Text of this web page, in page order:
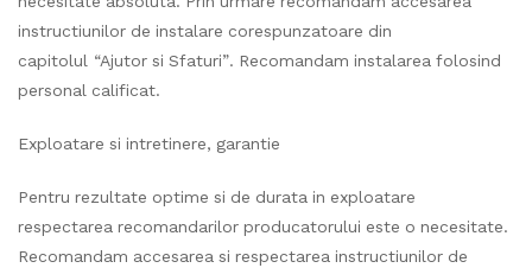
instructiunilor de instalare corespunzatoare din
capitolul “Ajutor si Sfaturi”. Recomandam instalarea folosind
personal calificat.
Exploatare si intretinere, garantie
Pentru rezultate optime si de durata in exploatare
respectarea recomandarilor producatorului este o necesitate.
Recomandam accesarea si respectarea instructiunilor de